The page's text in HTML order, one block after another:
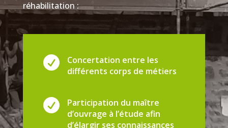
réhabilitation :

Concertation entre les
différents corps de métiers

Participation du maître
d’ouvrage à l’étude afin
d’élargir ses connaissances